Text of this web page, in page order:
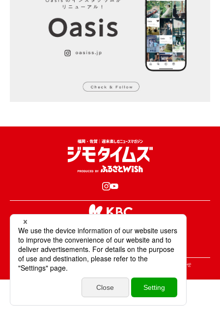
KBCが取材・撮影した情報・映像は国内外の
テレビ・ラジオ・インターネットなどで放送・配信します。
All Rights Reserved. Copyright © KBC Co.,Ltd.
＞お問合せ
＞個人情報の取り扱いについて